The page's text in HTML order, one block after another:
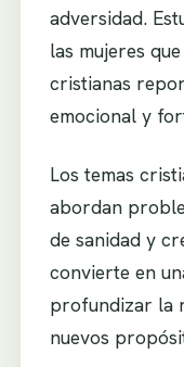
adversidad.
las mujeres
cristianas
emocional y
Los temas
abordan
de sanidad y
convierte en
profundizar la
nuevos